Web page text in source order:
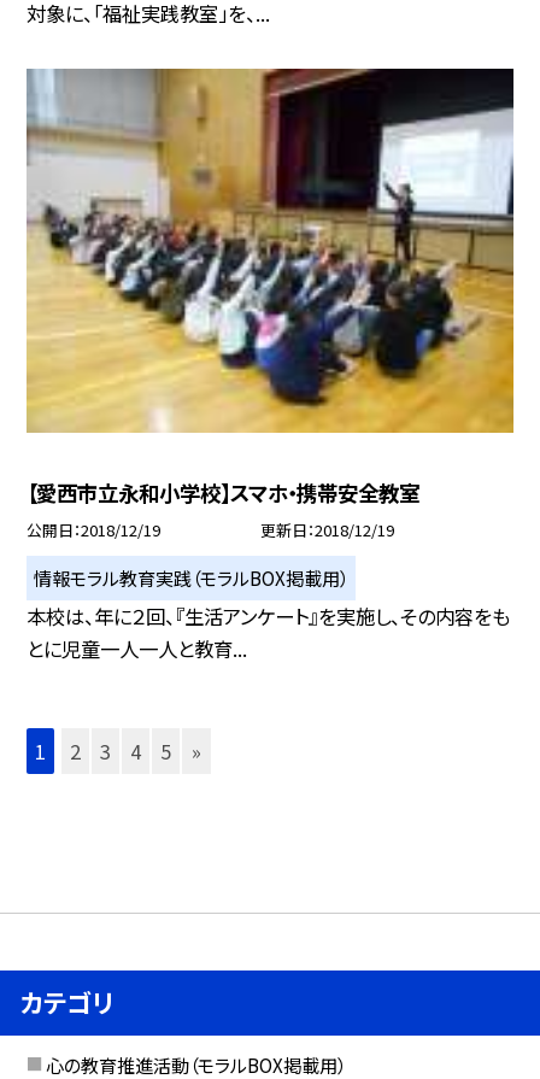
対象に、「福祉実践教室」を、...
【愛西市立永和小学校】スマホ・携帯安全教室
公開日 2018/12/19 更新日 2018/12/19
情報モラル教育実践（モラルBOX掲載用）
本校は、年に２回、『生活アンケート』を実施し、その内容をも
とに児童一人一人と教育...
1 2 3 4 5 »
カテゴリ
心の教育推進活動（モラルBOX掲載用）